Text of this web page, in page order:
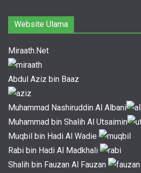
Website Ulama
Miraath.Net
Abdul Aziz bin Baaz
Muhammad Nashiruddin Al Albani
Muhammad bin Shalih Al Utsaimin
Muqbil bin Hadi Al Wadie
Rabi bin Hadi Al Madkhali
Shalih bin Fauzan Al Fauzan